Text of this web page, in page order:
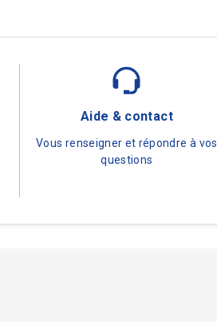
Aide & contact
Vous renseigner et répondre à vos
questions